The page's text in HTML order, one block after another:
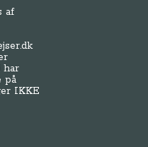
af
har
på
IKKE